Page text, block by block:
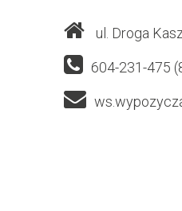
ul. Droga
604-231-475